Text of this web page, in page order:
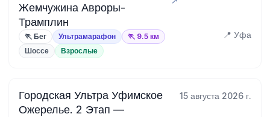
Жемчужина Авроры-
Трамплин
🏃 Бег Ультрамарафон 🏃 9.5 км 📍 Уфа
Шоссе Взрослые
Городская Ультра Уфимское
Ожерелье. 2 Этап —
15 августа 2026 г.